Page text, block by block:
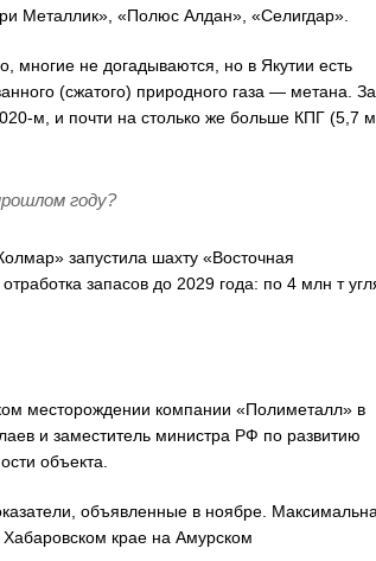
Металлик», «Полюс Алдан», «Селигдар».
не догадываются, но в Якутии есть
(сжатого) природного газа — метана. За
м, и почти на столько же больше КПГ (5,7
году?
запустила шахту «Восточная
запасов до 2029 года: по 4 млн т
месторождении компании «Полиметалл» в
и заместитель министра РФ по развитию
объекта.
объявленные в ноябре.
крае на Амурском